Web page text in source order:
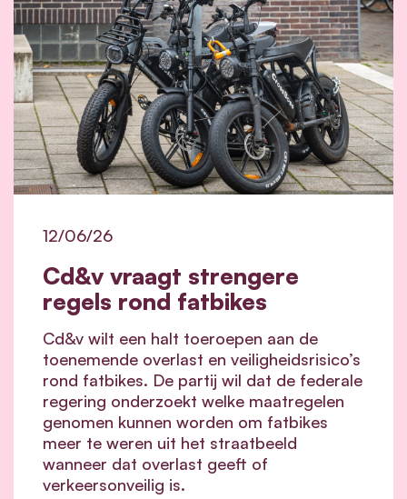
Cd&v vraagt strengere
regels rond fatbikes
12/06/26
Cd&v wilt een halt toeroepen aan de
toenemende overlast en veiligheidsrisico’s
rond fatbikes. De partij wil dat de federale
regering onderzoekt welke maatregelen
genomen kunnen worden om fatbikes
meer te weren uit het straatbeeld
wanneer dat overlast geeft of
verkeersonveilig is.